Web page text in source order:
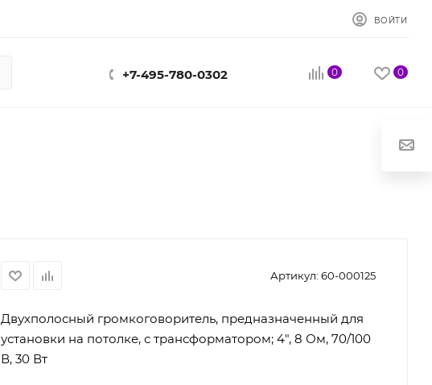
ВОЙТИ
+7-495-780-0302 0 0
Артикул: 60-000125
Двухполосный громкоговоритель, предназначенный для
установки на потолке, с трансформатором; 4", 8 Ом, 70/100
В, 30 Вт